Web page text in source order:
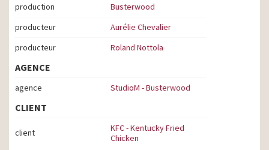
production
Busterwood
producteur
Aurélie Chevalier
producteur
Roland Nottola
AGENCE
agence StudioM - Busterwood
CLIENT
client
KFC - Kentucky Fried
Chicken